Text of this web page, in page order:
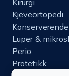
Kirurgi
Kjeveortopedi
Konserverende
Luper &
Perio
Protetikk